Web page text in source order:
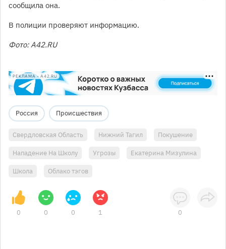
сообщила она.
В полиции проверяют информацию.
Фото: А42.RU
РЕКЛАМА • A42.RU
Россия Происшествия
Свердловская Область Нижний Тагил Покушение
Нападение На Школу Угрозы Екатерина Мизулина
Школа Облако тэгов
0 0 0 1 0